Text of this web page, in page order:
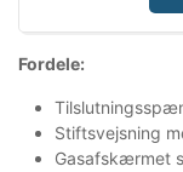
Fordele:
Stiftsvejsning
Gasafskærmet